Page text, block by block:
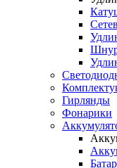
Гирлянды
Фонарики